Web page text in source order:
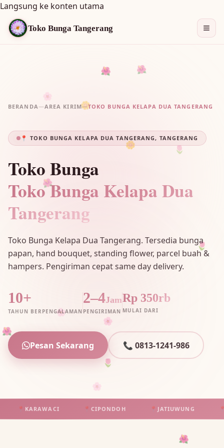
Langsung ke konten utama
Toko Bunga Tangerang
🌸
🌺
🌷
🌼
🌺
🌷
🌼
🌸
🌺
🌷
🌼
🌸
🌺
BERANDA—AREA KIRIM—TOKO BUNGA KELAPA DUA TANGERANG
📍 TOKO BUNGA KELAPA DUA TANGERANG, TANGERANG
Toko Bunga
Toko Bunga Kelapa Dua
Tangerang
Toko Bunga Kelapa Dua Tangerang. Tersedia bunga
papan, hand bouquet, standing flower, parcel buah &
hampers. Pengiriman cepat same day delivery.
10+
TAHUN BERPENGALAMAN
2–4Jam
PENGIRIMAN
Rp 350rb
MULAI DARI
Pesan Sekarang 📞 0813-1241-986
KARAWACI CIPONDOH JATIUWUNG